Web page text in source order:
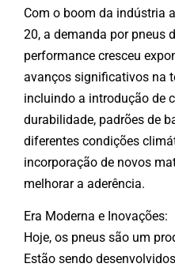
Com o boom da indústria
20, a demanda por pneus
performance cresceu
avanços significativos na
incluindo a introdução de
durabilidade, padrões de
diferentes condições
incorporação de novos
melhorar a aderência.
Era Moderna e Inovações:
Hoje, os pneus são um
Estão sendo